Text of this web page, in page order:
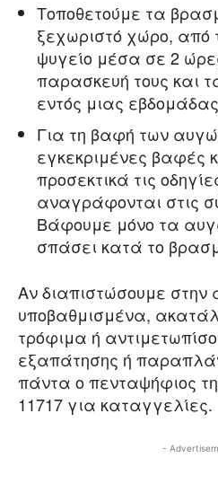
Τοποθετούμε τα
ξεχωριστό χώρο,
ψυγείο μέσα σε 2
παρασκευή τους και
εντός μιας
Για τη βαφή των
εγκεκριμένες βαφές
προσεκτικά τις
αναγράφονται στις
Βάφουμε μόνο τα
σπάσει κατά το
Αν διαπιστώσουμε στην
υποβαθμισμένα,
τρόφιμα ή
εξαπάτησης ή
πάντα ο πενταψήφιος
11717 για καταγγελίες.
-